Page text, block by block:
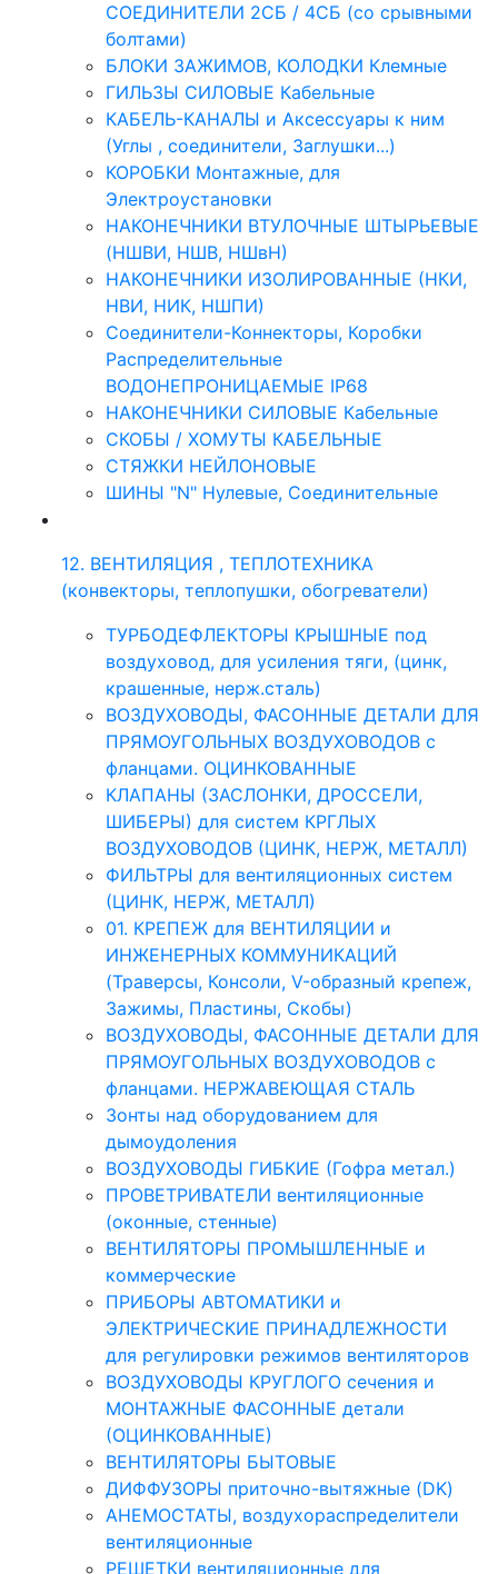
СОЕДИНИТЕЛИ 2СБ / 4СБ (со срывными
болтами)
БЛОКИ ЗАЖИМОВ, КОЛОДКИ Клемные
ГИЛЬЗЫ СИЛОВЫЕ Кабельные
КАБЕЛЬ-КАНАЛЫ и Аксессуары к ним
(Углы , соединители, Заглушки...)
КОРОБКИ Монтажные, для
Электроустановки
НАКОНЕЧНИКИ ВТУЛОЧНЫЕ ШТЫРЬЕВЫЕ
(НШВИ, НШВ, НШвН)
НАКОНЕЧНИКИ ИЗОЛИРОВАННЫЕ (НКИ,
НВИ, НИК, НШПИ)
Соединители-Коннекторы, Коробки
Распределительные
ВОДОНЕПРОНИЦАЕМЫЕ IP68
НАКОНЕЧНИКИ СИЛОВЫЕ Кабельные
СКОБЫ / ХОМУТЫ КАБЕЛЬНЫЕ
СТЯЖКИ НЕЙЛОНОВЫЕ
ШИНЫ "N" Нулевые, Соединительные
12. ВЕНТИЛЯЦИЯ , ТЕПЛОТЕХНИКА
(конвекторы, теплопушки, обогреватели)
ТУРБОДЕФЛЕКТОРЫ КРЫШНЫЕ под
воздуховод, для усиления тяги, (цинк,
крашенные, нерж.сталь)
ВОЗДУХОВОДЫ, ФАСОННЫЕ ДЕТАЛИ ДЛЯ
ПРЯМОУГОЛЬНЫХ ВОЗДУХОВОДОВ с
фланцами. ОЦИНКОВАННЫЕ
КЛАПАНЫ (ЗАСЛОНКИ, ДРОССЕЛИ,
ШИБЕРЫ) для систем КРГЛЫХ
ВОЗДУХОВОДОВ (ЦИНК, НЕРЖ, МЕТАЛЛ)
ФИЛЬТРЫ для вентиляционных систем
(ЦИНК, НЕРЖ, МЕТАЛЛ)
01. КРЕПЕЖ для ВЕНТИЛЯЦИИ и
ИНЖЕНЕРНЫХ КОММУНИКАЦИЙ
(Траверсы, Консоли, V-образный крепеж,
Зажимы, Пластины, Скобы)
ВОЗДУХОВОДЫ, ФАСОННЫЕ ДЕТАЛИ ДЛЯ
ПРЯМОУГОЛЬНЫХ ВОЗДУХОВОДОВ с
фланцами. НЕРЖАВЕЮЩАЯ СТАЛЬ
Зонты над оборудованием для
дымоудоления
ВОЗДУХОВОДЫ ГИБКИЕ (Гофра метал.)
ПРОВЕТРИВАТЕЛИ вентиляционные
(оконные, стенные)
ВЕНТИЛЯТОРЫ ПРОМЫШЛЕННЫЕ и
коммерческие
ПРИБОРЫ АВТОМАТИКИ и
ЭЛЕКТРИЧЕСКИЕ ПРИНАДЛЕЖНОСТИ
для регулировки режимов вентиляторов
ВОЗДУХОВОДЫ КРУГЛОГО сечения и
МОНТАЖНЫЕ ФАСОННЫЕ детали
(ОЦИНКОВАННЫЕ)
ВЕНТИЛЯТОРЫ БЫТОВЫЕ
ДИФФУЗОРЫ приточно-вытяжные (DK)
АНЕМОСТАТЫ, воздухораспределители
вентиляционные
РЕШЕТКИ вентиляционные для